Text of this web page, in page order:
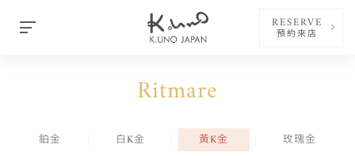
RESERVE
預約來店
Ritmare
鉑金 白K金 黃K金 玫瑰金